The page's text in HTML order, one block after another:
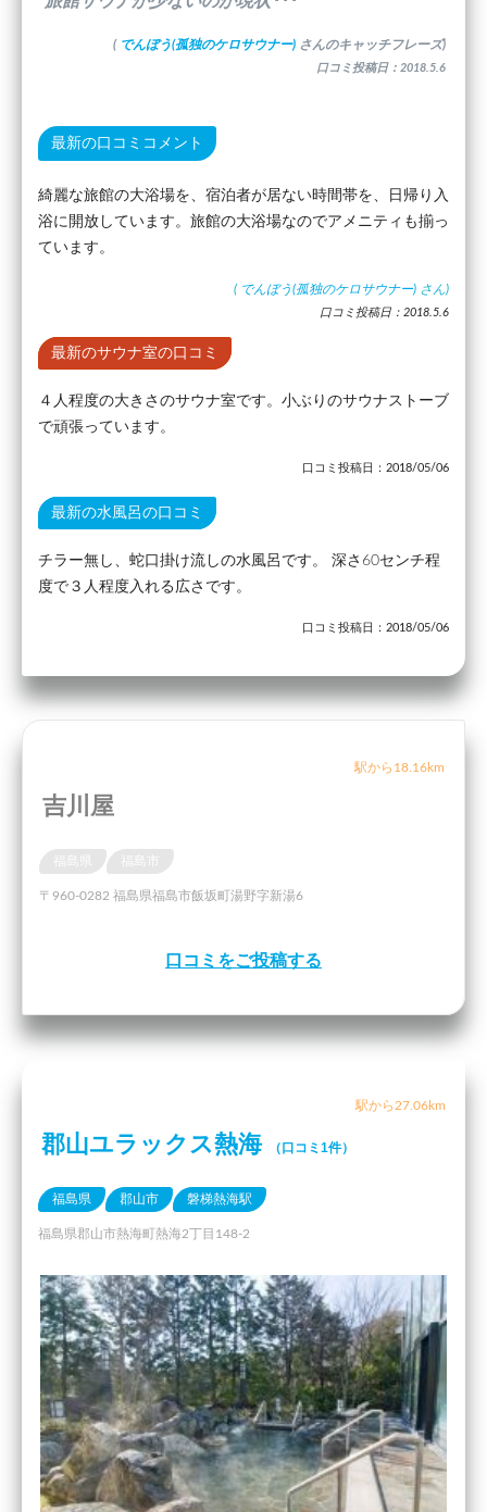
( でんぼう(孤独のケロサウナー) さんのキャッチフレーズ)
口コミ投稿日：2018.5.6
最新の口コミコメント
綺麗な旅館の大浴場を、宿泊者が居ない時間帯を、日帰り入
浴に開放しています。旅館の大浴場なのでアメニティも揃っ
ています。
( でんぼう(孤独のケロサウナー) さん)
口コミ投稿日：2018.5.6
最新のサウナ室の口コミ
４人程度の大きさのサウナ室です。小ぶりのサウナストーブ
で頑張っています。
口コミ投稿日：2018/05/06
最新の水風呂の口コミ
チラー無し、蛇口掛け流しの水風呂です。 深さ60センチ程
度で３人程度入れる広さです。
口コミ投稿日：2018/05/06
駅から18.16km
吉川屋
〒960-0282 福島県福島市飯坂町湯野字新湯6
口コミをご投稿する
駅から27.06km
郡山ユラックス熱海 （口コミ1件）
福島県 郡山市 磐梯熱海駅
福島県郡山市熱海町熱海2丁目148-2